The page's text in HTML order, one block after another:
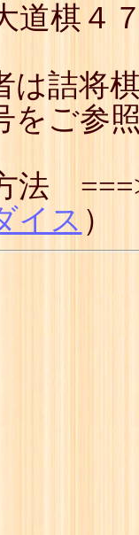
道棋４
は詰将
をご参
方法
イス ）